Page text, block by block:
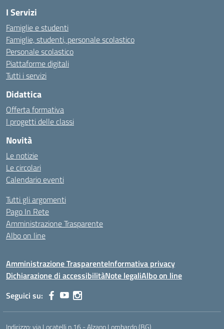
I Servizi
Famiglie e studenti
Famiglie, studenti, personale scolastico
Personale scolastico
Piattaforme digitali
Tutti i servizi
Didattica
Offerta formativa
I progetti delle classi
Novità
Le notizie
Le circolari
Calendario eventi
Tutti gli argomenti
Pago In Rete
Amministrazione Trasparente
Albo on line
Amministrazione TrasparenteInformativa privacy
Dichiarazione di accessibilitàNote legaliAlbo on line
Seguici su:
Indirizzo:via Locatelli n.16 - Alzano Lombardo (BG)